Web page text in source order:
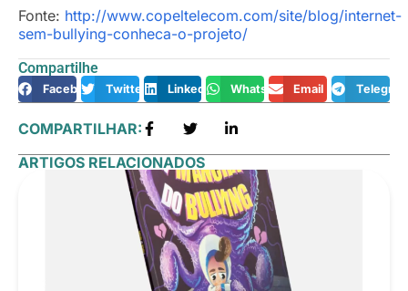
Fonte: http://www.copeltelecom.com/site/blog/internet-
sem-bullying-conheca-o-projeto/
Compartilhe
Facebook Twitter LinkedIn WhatsApp Email
COMPARTILHAR:
ARTIGOS RELACIONADOS